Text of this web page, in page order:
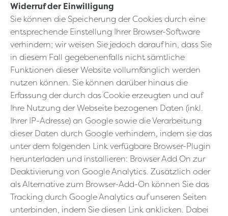
Widerruf der Einwilligung
Sie können die Speicherung der Cookies durch eine
entsprechende Einstellung Ihrer Browser-Software
verhindern; wir weisen Sie jedoch darauf hin, dass Sie
in diesem Fall gegebenenfalls nicht sämtliche
Funktionen dieser Website vollumfänglich werden
nutzen können. Sie können darüber hinaus die
Erfassung der durch das Cookie erzeugten und auf
Ihre Nutzung der Webseite bezogenen Daten (inkl.
Ihrer IP-Adresse) an Google sowie die Verarbeitung
dieser Daten durch Google verhindern, indem sie das
unter dem folgenden Link verfügbare Browser-Plugin
herunterladen und installieren: Browser Add On zur
Deaktivierung von Google Analytics. Zusätzlich oder
als Alternative zum Browser-Add-On können Sie das
Tracking durch Google Analytics auf unseren Seiten
unterbinden, indem Sie diesen Link anklicken. Dabei